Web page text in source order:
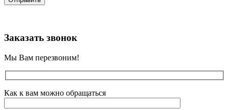
Заказать звонок
Мы Вам перезвоним!
Как к вам можно обращаться